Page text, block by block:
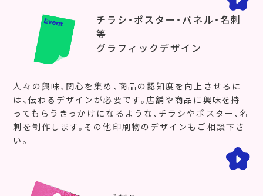
チラシ・ポスター・パネル・名刺
等
グラフィックデザイン
人々の興味、関心を集め、商品の認知度を向上させるに
は、伝わるデザインが必要です。店舗や商品に興味を持
ってもらうきっかけになるような、チラシやポスター、名
刺を制作します。その他印刷物のデザインもご相談下さ
い。